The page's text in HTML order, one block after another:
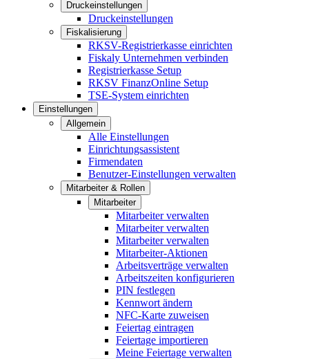
Druckeinstellungen
Druckeinstellungen
Fiskalisierung
RKSV-Registrierkasse einrichten
Fiskaly Unternehmen verbinden
Registrierkasse Setup
RKSV FinanzOnline Setup
TSE-System einrichten
Einstellungen
Allgemein
Alle Einstellungen
Einrichtungsassistent
Firmendaten
Benutzer-Einstellungen verwalten
Mitarbeiter & Rollen
Mitarbeiter
Mitarbeiter verwalten
Mitarbeiter verwalten
Mitarbeiter verwalten
Mitarbeiter-Aktionen
Arbeitsverträge verwalten
Arbeitszeiten konfigurieren
PIN festlegen
Kennwort ändern
NFC-Karte zuweisen
Feiertag eintragen
Feiertage importieren
Meine Feiertage verwalten